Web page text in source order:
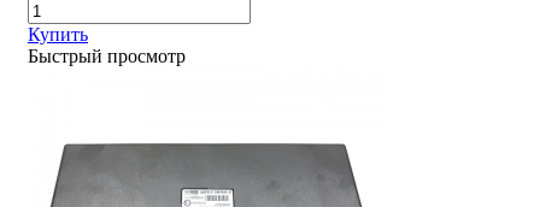
Купить
Быстрый просмотр